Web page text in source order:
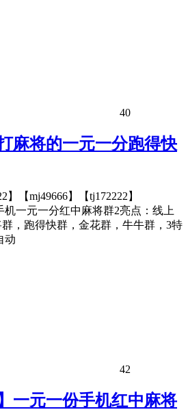
40
麻将的一元一分跑得快
】【mj49666】【tj172222】
机一元一分红中麻将群2亮点：线上
，跑得快群，金花群，牛牛群，3特
动
42
一元一份手机红中麻将